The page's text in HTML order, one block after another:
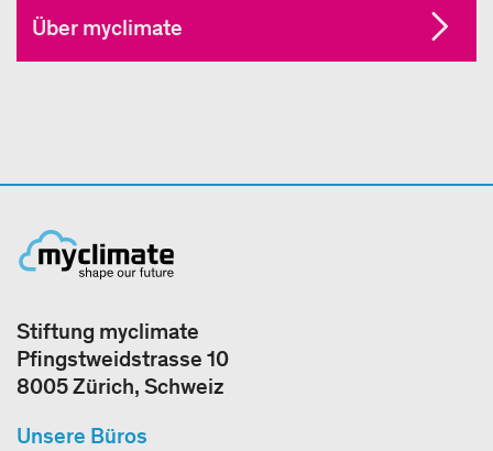
Über myclimate
Stiftung myclimate
Pfingstweidstrasse 10
8005 Zürich, Schweiz
Unsere Büros